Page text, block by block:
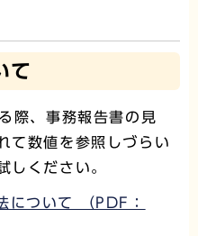
て
際、事務報告書の見
て数値を参照しづらい
しください。
について （PDF：